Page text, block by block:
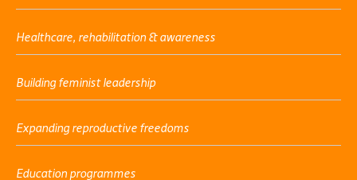
Healthcare, rehabilitation & awareness
Building feminist leadership
Expanding reproductive freedoms
Education programmes